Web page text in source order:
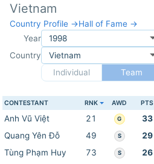
Vietnam
Country Profile →Hall of Fame →
Year
Country
Individual
Team
CONTESTANT RNK AWD PTS
Anh Vũ Việt 21 G 33
Quang Yên Đỗ
49 S 29
Tùng Phạm Huy
73 S 26